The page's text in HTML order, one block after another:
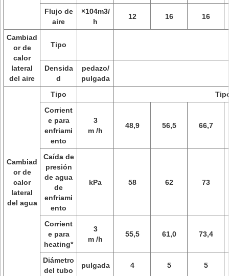
Flujo de
aire
×104m3/
h
12 16 16
Cambiad
or de
calor
lateral
del aire
Tipo
Densida
d
pedazo/
pulgada
Cambiad
or de
calor
lateral
del agua
Tipo
Corrient
e para
enfriami
ento
3
m /h
48,9 56,5 66,7
Caída de
presión
de agua
de
enfriami
ento
kPa 58 62 73
Corrient
e para
heating*
3
m /h
55,5 61,0 73,4
Diámetro
del tubo
pulgada 4 5 5